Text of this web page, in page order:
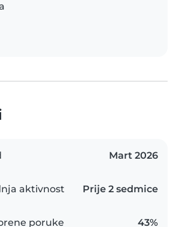
Mart 2026
aktivnost Prije 2 sedmice
poruke 43%